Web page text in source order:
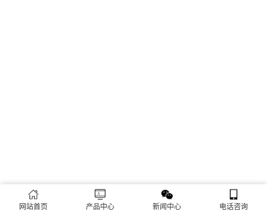
网站首页 产品中心 新闻中心 电话咨询